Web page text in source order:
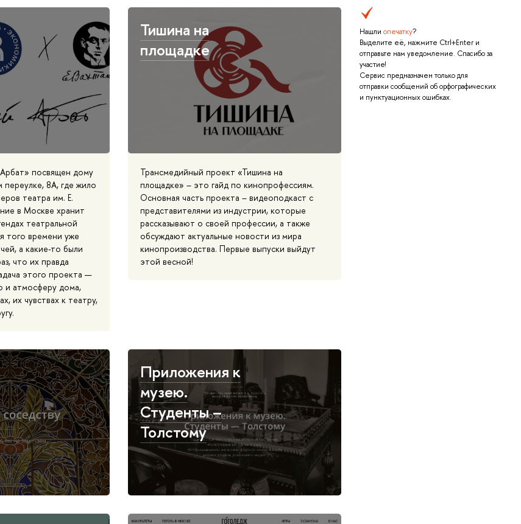
Нашли опечатку?
Выделите её, нажмите Ctrl+Enter и
отправьте нам уведомление. Спасибо за
участие!
Сервис предназначен только для
отправки сообщений об орфографических
и пунктуационных ошибках.
посвящен дому
8А, где жило
театра им. Е.
в Москве хранит
театральной
того времени уже
а какие-то были
что их правда
этого проекта —
и атмосферу дома,
их чувствах к театру,
Тишина на
площадке
Трансмедийный проект «Тишина на
площадке» – это гайд по кинопрофессиям.
Основная часть проекта – видеоподкаст с
представителями из индустрии, которые
рассказывают о своей профессии, а также
обсуждают актуальные новости из мира
кинопроизводства. Первые выпуски выйдут
этой весной!
Приложения к
музею.
Студенты –
Толстому